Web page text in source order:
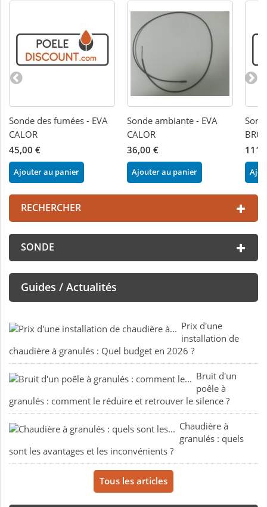
Sonde des fumées - EVA
CALOR
45,00 €
Ajouter au panier
Sonde ambiante - EVA
CALOR
36,00 €
Ajouter au panier
RECHERCHER
SONDE
Guides / Actualités
Prix d'une
installation de
chaudière à granulés : Quel budget en 2026 ?
Bruit d'un
poêle à
granulés : comment le réduire et retrouver le silence ?
Chaudière à
granulés : quels
sont les avantages et les inconvénients ?
Tous les articles